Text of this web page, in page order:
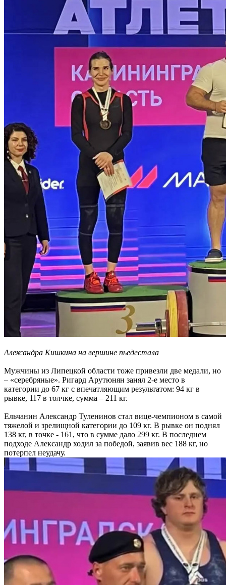
Александра Кишкина на вершине пьедестала
Мужчины из Липецкой области тоже привезли две медали, но
– «серебряные». Ригард Арутюнян занял 2-е место в
категории до 67 кг с впечатляющим результатом: 94 кг в
рывке, 117 в толчке, сумма – 211 кг.
Ельчанин Александр Туленинов стал вице-чемпионом в самой
тяжелой и зрелищной категории до 109 кг. В рывке он поднял
138 кг, в точке - 161, что в сумме дало 299 кг. В последнем
подходе Александр ходил за победой, заявив вес 188 кг, но
потерпел неудачу.